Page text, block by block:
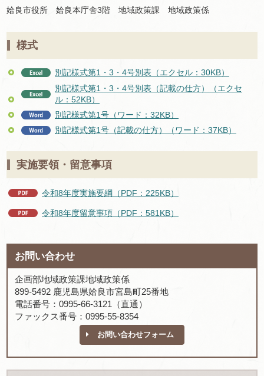
姶良市役所 姶良本庁舎3階 地域政策課 地域政策係
様式
別記様式第1・3・4号別表（エクセル：30KB）
別記様式第1・3・4号別表（記載の仕方）（エクセ
ル：52KB）
別記様式第1号（ワード：32KB）
別記様式第1号（記載の仕方）（ワード：37KB）
実施要領・留意事項
令和8年度実施要綱（PDF：225KB）
令和8年度留意事項（PDF：581KB）
お問い合わせ
企画部地域政策課地域政策係
899-5492 鹿児島県姶良市宮島町25番地
電話番号：0995-66-3121（直通）
ファックス番号：0995-55-8354
お問い合わせフォーム